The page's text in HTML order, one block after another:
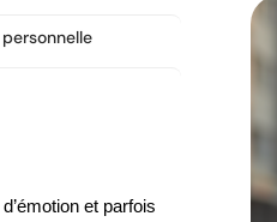
d’émotion et parfois